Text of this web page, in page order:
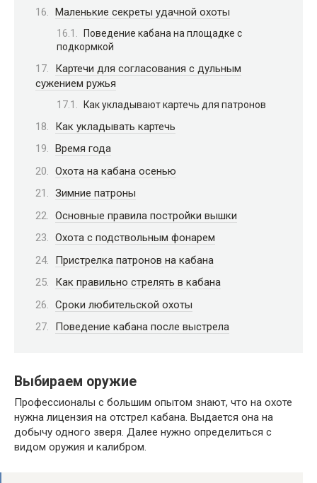
Маленькие секреты удачной охоты
Поведение кабана на площадке с
подкормкой
Картечи для согласования с дульным
сужением ружья
Как укладывают картечь для патронов
Как укладывать картечь
Время года
Охота на кабана осенью
Зимние патроны
Основные правила постройки вышки
Охота с подствольным фонарем
Пристрелка патронов на кабана
Как правильно стрелять в кабана
Сроки любительской охоты
Поведение кабана после выстрела
Выбираем оружие
Профессионалы с большим опытом знают, что на охоте
нужна лицензия на отстрел кабана. Выдается она на
добычу одного зверя. Далее нужно определиться с
видом оружия и калибром.